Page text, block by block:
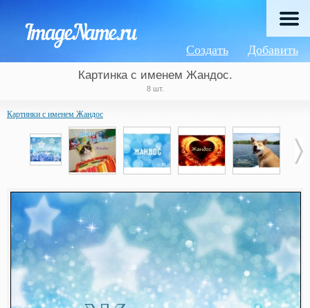
Добавить
Создать
Картинка с именем Жандос.
8 шт.
Картинки с именем Жандос